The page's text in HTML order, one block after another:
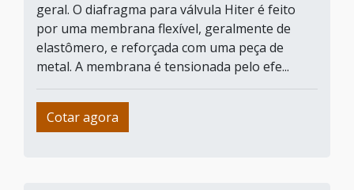
geral. O diafragma para válvula Hiter é feito
por uma membrana flexível, geralmente de
elastômero, e reforçada com uma peça de
metal. A membrana é tensionada pelo efe...
Cotar agora